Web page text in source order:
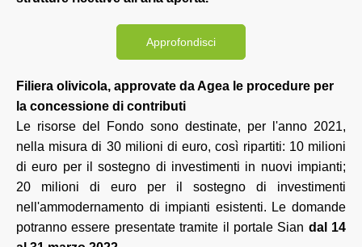
Approfondisci
Filiera olivicola, approvate da Agea le procedure per
la concessione di contributi
Le risorse del Fondo sono destinate, per l'anno 2021,
nella misura di 30 milioni di euro, così ripartiti: 10 milioni
di euro per il sostegno di investimenti in nuovi impianti;
20 milioni di euro per il sostegno di investimenti
nell'ammodernamento di impianti esistenti. Le domande
potranno essere presentate tramite il portale Sian dal 14